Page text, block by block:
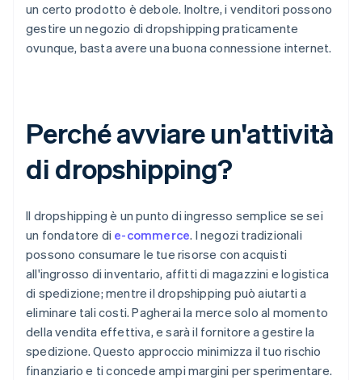
un certo prodotto è debole. Inoltre, i venditori possono
gestire un negozio di dropshipping praticamente
ovunque, basta avere una buona connessione internet.
Perché avviare un'attività
di dropshipping?
Il dropshipping è un punto di ingresso semplice se sei
un fondatore di e-commerce. I negozi tradizionali
possono consumare le tue risorse con acquisti
all'ingrosso di inventario, affitti di magazzini e logistica
di spedizione; mentre il dropshipping può aiutarti a
eliminare tali costi. Pagherai la merce solo al momento
della vendita effettiva, e sarà il fornitore a gestire la
spedizione. Questo approccio minimizza il tuo rischio
finanziario e ti concede ampi margini per sperimentare.